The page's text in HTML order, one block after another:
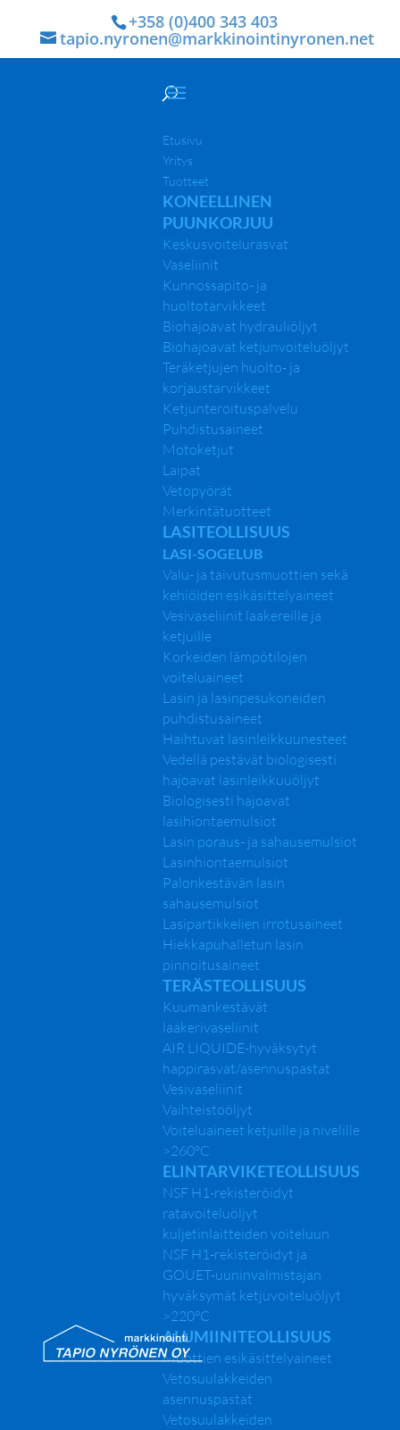
+358 (0)400 343 403
tapio.nyronen@markkinointinyronen.net
Etusivu
Yritys
Tuotteet
KONEELLINEN
PUUNKORJUU
Keskusvoitelurasvat
Vaseliinit
Kunnossapito- ja
huoltotarvikkeet
Biohajoavat hydrauliöljyt
Biohajoavat ketjunvoiteluöljyt
Teräketjujen huolto- ja
korjaustarvikkeet
Ketjunteroituspalvelu
Puhdistusaineet
Motoketjut
Laipat
Vetopyörät
Merkintätuotteet
LASITEOLLISUUS
LASI-SOGELUB
Valu- ja taivutusmuottien sekä
kehiöiden esikäsittelyaineet
Vesivaseliinit laakereille ja
ketjuille
Korkeiden lämpötilojen
voiteluaineet
Lasin ja lasinpesukoneiden
puhdistusaineet
Haihtuvat lasinleikkuunesteet
Vedellä pestävät biologisesti
hajoavat lasinleikkuuöljyt
Biologisesti hajoavat
lasihiontaemulsiot
Lasin poraus- ja sahausemulsiot
Lasinhiontaemulsiot
Palonkestävän lasin
sahausemulsiot
Lasipartikkelien irrotusaineet
Hiekkapuhalletun lasin
pinnoitusaineet
TERÄSTEOLLISUUS
Kuumankestävät
laakerivaseliinit
AIR LIQUIDE-hyväksytyt
happirasvat/asennuspastat
Vesivaseliinit
Vaihteistoöljyt
Voiteluaineet ketjuille ja nivelille
>260°C
ELINTARVIKETEOLLISUUS
NSF H1-rekisteröidyt
ratavoiteluöljyt
kuljetinlaitteiden voiteluun
NSF H1-rekisteröidyt ja
GOUET-uuninvalmistajan
hyväksymät ketjuvoiteluöljyt
>220°C
ALUMIINITEOLLISUUS
Muottien esikäsittelyaineet
Vetosuulakkeiden
asennuspastat
Vetosuulakkeiden